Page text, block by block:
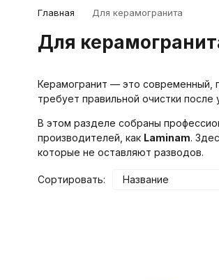
Главная Для керамогранита
Для
Керамогранит — это современный,
требует правильной очистки
В этом разделе собраны
производителей, как Laminam.
которые не оставляют разводов.
Сортировать: Название